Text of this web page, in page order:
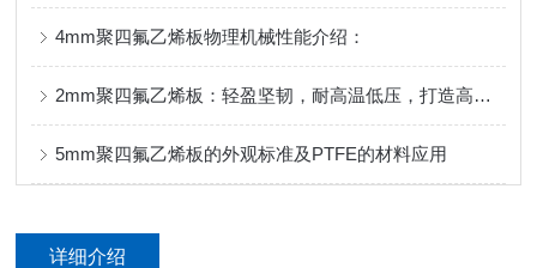
4mm聚四氟乙烯板物理机械性能介绍：
2mm聚四氟乙烯板：轻盈坚韧，耐高温低压，打造高品质产品！
5mm聚四氟乙烯板的外观标准及PTFE的材料应用
详细介绍